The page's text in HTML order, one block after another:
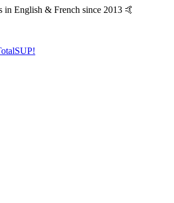
in English & French since 2013 🤙